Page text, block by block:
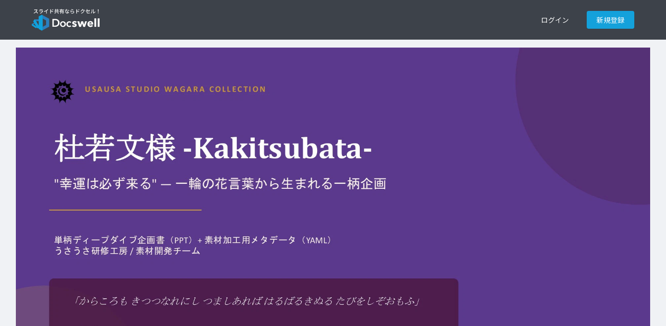
ログイン 新規登録